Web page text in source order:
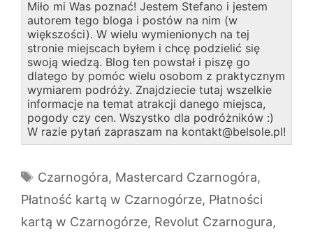
Miło mi Was poznać! Jestem Stefano i jestem
autorem tego bloga i postów na nim (w
większości). W wielu wymienionych na tej
stronie miejscach byłem i chcę podzielić się
swoją wiedzą. Blog ten powstał i piszę go
dlatego by pomóc wielu osobom z praktycznym
wymiarem podróży. Znajdziecie tutaj wszelkie
informacje na temat atrakcji danego miejsca,
pogody czy cen. Wszystko dla podróżników :)
W razie pytań zapraszam na kontakt@belsole.pl!
Tagi
Czarnogóra, Mastercard Czarnogóra,
Płatność kartą w Czarnogórze, Płatności
kartą w Czarnogórze, Revolut Czarnogura,